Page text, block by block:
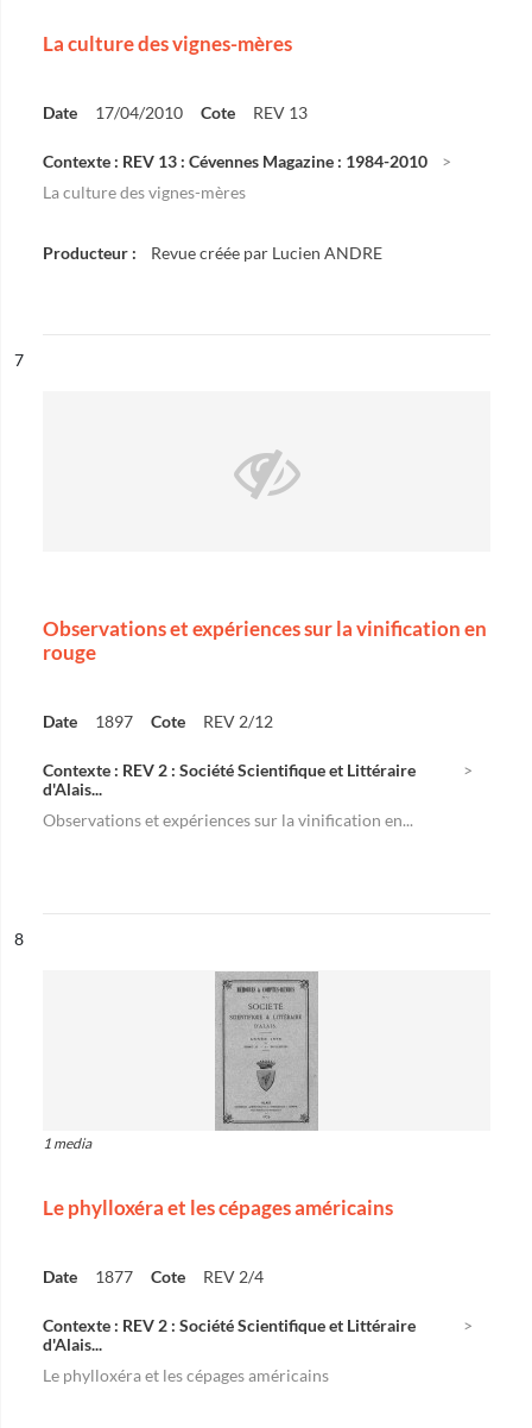
La culture des vignes-mères
Date 17/04/2010 Cote REV 13
Contexte : REV 13 : Cévennes Magazine : 1984-2010
La culture des vignes-mères
Producteur : Revue créée par Lucien ANDRE
n°
7
Observations et expériences sur la vinification en
rouge
Date 1897 Cote REV 2/12
Contexte : REV 2 : Société Scientifique et Littéraire
d'Alais...
Observations et expériences sur la vinification en...
n°
8
1 media
Le phylloxéra et les cépages américains
Date 1877 Cote REV 2/4
Contexte : REV 2 : Société Scientifique et Littéraire
d'Alais...
Le phylloxéra et les cépages américains